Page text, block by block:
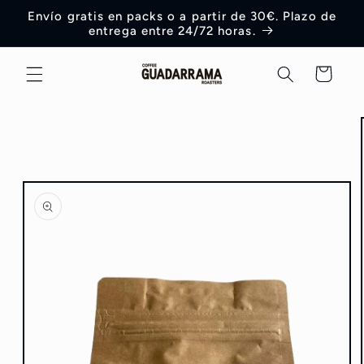
directamente
al contenido
Envío gratis en packs o a partir de 30€. Plazo de
entrega entre 24/72 horas.
Carrito